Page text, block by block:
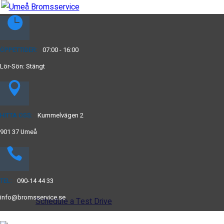
ÖPPETTIDER: 07:00 - 16:00
Lör-Sön: Stängt
HITTA OSS: Kummelvägen 2
901 37 Umeå
TEL: 090-14 44 33
info@bromsservice.se
Drive the
future
The car you trust to protect your family,
now protects their future
Schedule a Test Drive